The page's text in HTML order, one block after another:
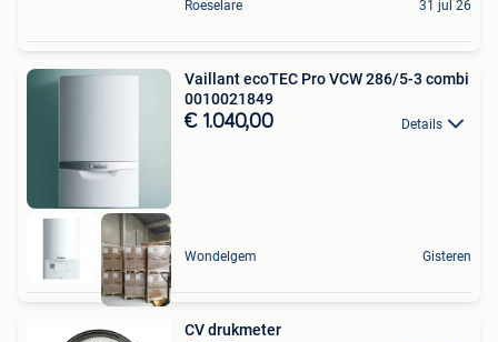
Roeselare 31 jul 26
Vaillant ecoTEC Pro VCW 286/5-3 combi
0010021849
€ 1.040,00 Details
Wondelgem Gisteren
CV drukmeter